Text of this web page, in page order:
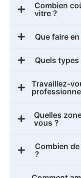
Combien
vitre ?
Que faire
Quels
Travaillez-
Quelles
vous ?
Combien
?